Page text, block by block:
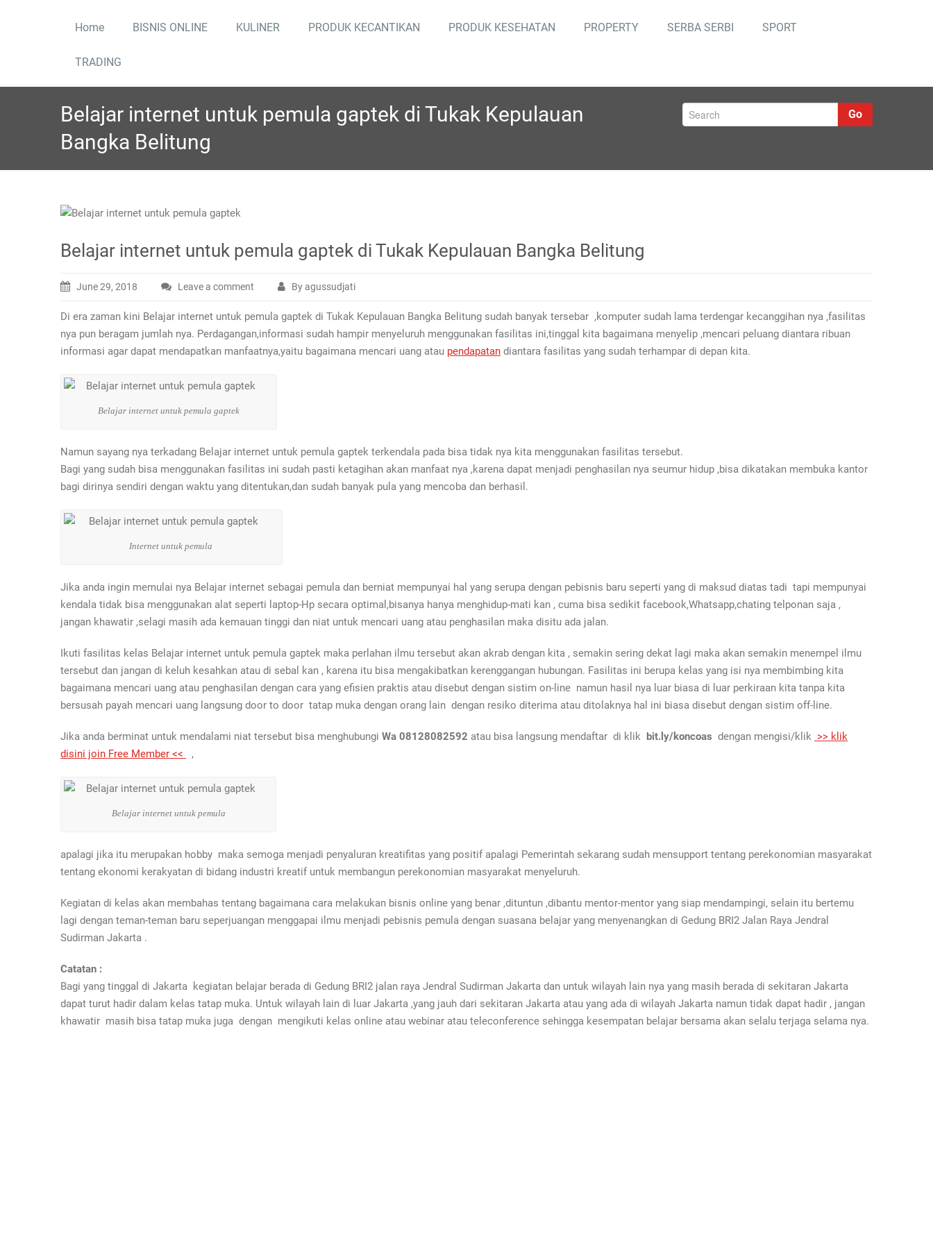
Home BISNIS ONLINE KULINER PRODUK KECANTIKAN PRODUK KESEHATAN PROPERTY SERBA SERBI SPORT
TRADING
Belajar internet untuk pemula gaptek di Tukak Kepulauan
Bangka Belitung
Go
Belajar internet untuk pemula gaptek di Tukak Kepulauan Bangka Belitung
June 29, 2018 Leave a comment By agussudjati
Di era zaman kini Belajar internet untuk pemula gaptek di Tukak Kepulauan Bangka Belitung sudah banyak tersebar ,komputer sudah lama terdengar kecanggihan nya ,fasilitas
nya pun beragam jumlah nya. Perdagangan,informasi sudah hampir menyeluruh menggunakan fasilitas ini,tinggal kita bagaimana menyelip ,mencari peluang diantara ribuan
informasi agar dapat mendapatkan manfaatnya,yaitu bagaimana mencari uang atau pendapatan diantara fasilitas yang sudah terhampar di depan kita.
Belajar internet untuk pemula gaptek
Namun sayang nya terkadang Belajar internet untuk pemula gaptek terkendala pada bisa tidak nya kita menggunakan fasilitas tersebut.
Bagi yang sudah bisa menggunakan fasilitas ini sudah pasti ketagihan akan manfaat nya ,karena dapat menjadi penghasilan nya seumur hidup ,bisa dikatakan membuka kantor
bagi dirinya sendiri dengan waktu yang ditentukan,dan sudah banyak pula yang mencoba dan berhasil.
Internet untuk pemula
Jika anda ingin memulai nya Belajar internet sebagai pemula dan berniat mempunyai hal yang serupa dengan pebisnis baru seperti yang di maksud diatas tadi tapi mempunyai
kendala tidak bisa menggunakan alat seperti laptop-Hp secara optimal,bisanya hanya menghidup-mati kan , cuma bisa sedikit facebook,Whatsapp,chating telponan saja ,
jangan khawatir ,selagi masih ada kemauan tinggi dan niat untuk mencari uang atau penghasilan maka disitu ada jalan.
Ikuti fasilitas kelas Belajar internet untuk pemula gaptek maka perlahan ilmu tersebut akan akrab dengan kita , semakin sering dekat lagi maka akan semakin menempel ilmu
tersebut dan jangan di keluh kesahkan atau di sebal kan , karena itu bisa mengakibatkan kerenggangan hubungan. Fasilitas ini berupa kelas yang isi nya membimbing kita
bagaimana mencari uang atau penghasilan dengan cara yang efisien praktis atau disebut dengan sistim on-line namun hasil nya luar biasa di luar perkiraan kita tanpa kita
bersusah payah mencari uang langsung door to door tatap muka dengan orang lain dengan resiko diterima atau ditolaknya hal ini biasa disebut dengan sistim off-line.
Jika anda berminat untuk mendalami niat tersebut bisa menghubungi Wa 08128082592 atau bisa langsung mendaftar di klik bit.ly/koncoas dengan mengisi/klik >> klik
disini join Free Member <<
,
Belajar internet untuk pemula
apalagi jika itu merupakan hobby maka semoga menjadi penyaluran kreatifitas yang positif apalagi Pemerintah sekarang sudah mensupport tentang perekonomian masyarakat
tentang ekonomi kerakyatan di bidang industri kreatif untuk membangun perekonomian masyarakat menyeluruh.
Kegiatan di kelas akan membahas tentang bagaimana cara melakukan bisnis online yang benar ,dituntun ,dibantu mentor-mentor yang siap mendampingi, selain itu bertemu
lagi dengan teman-teman baru seperjuangan menggapai ilmu menjadi pebisnis pemula dengan suasana belajar yang menyenangkan di Gedung BRI2 Jalan Raya Jendral
Sudirman Jakarta .
Catatan :
Bagi yang tinggal di Jakarta kegiatan belajar berada di Gedung BRI2 jalan raya Jendral Sudirman Jakarta dan untuk wilayah lain nya yang masih berada di sekitaran Jakarta
dapat turut hadir dalam kelas tatap muka. Untuk wilayah lain di luar Jakarta ,yang jauh dari sekitaran Jakarta atau yang ada di wilayah Jakarta namun tidak dapat hadir , jangan
khawatir masih bisa tatap muka juga dengan mengikuti kelas online atau webinar atau teleconference sehingga kesempatan belajar bersama akan selalu terjaga selama nya.